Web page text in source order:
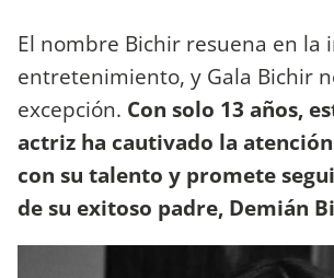
El nombre Bichir resuena en la
entretenimiento, y Gala Bichir
excepción. Con solo 13 años,
actriz ha cautivado la
con su talento y promete
de su exitoso padre, Demián